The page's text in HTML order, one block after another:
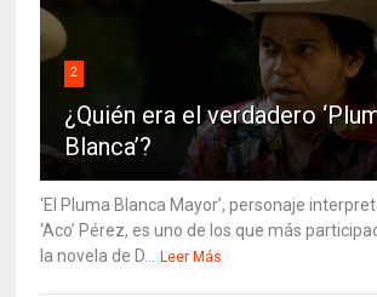
2
¿Quién era el verdadero
Blanca’?
‘El Pluma Blanca Mayor’, personaje
‘Aco’ Pérez, es uno de los que más
la novela de D... Leer Más